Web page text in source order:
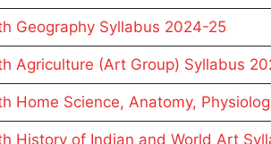
Geography Syllabus 2024-25
Agriculture (Art Group) Syllabus
Home Science, Anatomy,
History of Indian and World Art